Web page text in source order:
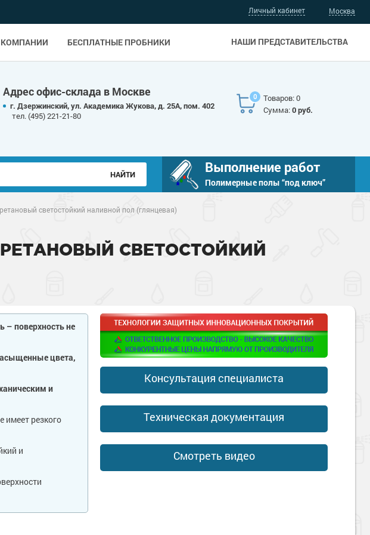
Личный кабинет
НАШИ ПРЕДСТАВИТЕЛЬСТВА
БЕСПЛАТНЫЕ ПРОБНИКИ
Москва
Адрес офис-склада в Москве
г. Дзержинский, ул. Академика Жукова, д. 25А, пом. 402
тел. (495) 221-21-80
0
Товаров: 0
Сумма:0 руб.
Выполнение работ
Полимерные полы “под ключ”
светостойкий наливной пол (глянцевая)
СВЕТОСТОЙКИЙ
– поверхность не
цвета,
и
имеет резкого
и
Консультация специалиста
Техническая документация
Смотреть видео